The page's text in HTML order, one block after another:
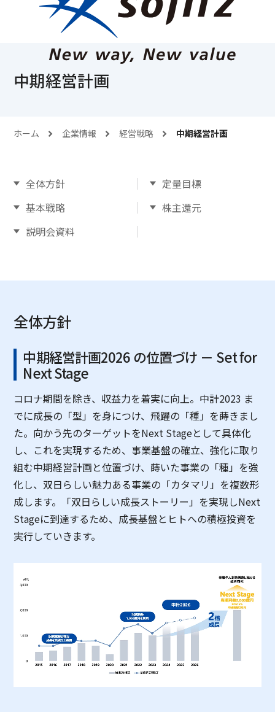
中期経営計画
ホーム 企業情報 経営戦略 中期経営計画
全体方針
定量目標
基本戦略
株主還元
説明会資料
全体方針
中期経営計画2026 の位置づけ － Set for
Next Stage
コロナ期間を除き、収益力を着実に向上。中計2023 ま
でに成長の「型」を身につけ、飛躍の「種」を蒔きまし
た。向かう先のターゲットをNext Stageとして具体化
し、これを実現するため、事業基盤の確立、強化に取り
組む中期経営計画と位置づけ、蒔いた事業の「種」を強
化し、双日らしい魅力ある事業の「カタマリ」を複数形
成します。「双日らしい成長ストーリー」を実現しNext
Stageに到達するため、成長基盤とヒトへの積極投資を
実行していきます。